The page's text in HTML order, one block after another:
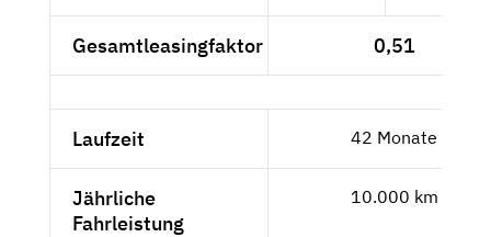
Gesamtleasingfaktor 0,51
Laufzeit 42 Monate
Jährliche
Fahrleistung
10.000 km